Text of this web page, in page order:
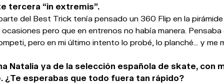
tercera “in extremis”.
del Best Trick tenía pensado un 360 Flip en la
pero que en entrenos no había manera.
pero en mi último intento lo probé, lo planché… y me
Natalia ya de la selección española de skate, con
¿Te esperabas que todo fuera tan rápido?